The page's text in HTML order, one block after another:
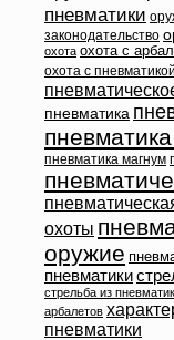
пневматики
законодательство
охота охота с
охота с пневматикой
пневматика
пневматика магнум
охоты
оружие
пневматики
стрельба из
арбалетов
пневматики